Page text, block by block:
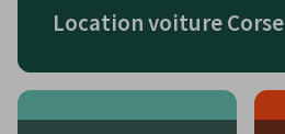
Location voiture Corse